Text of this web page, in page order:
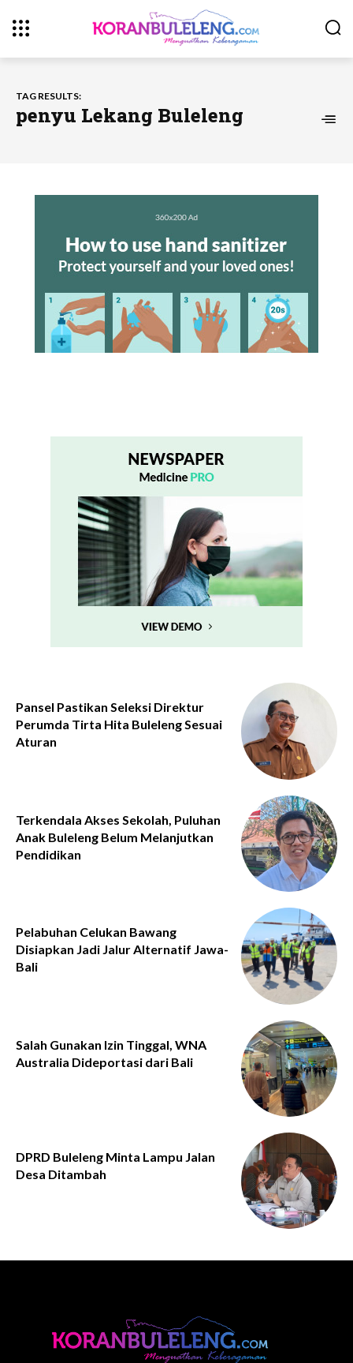
TAG RESULTS:
penyu Lekang Buleleng
Pansel Pastikan Seleksi Direktur
Perumda Tirta Hita Buleleng Sesuai
Aturan
Terkendala Akses Sekolah, Puluhan
Anak Buleleng Belum Melanjutkan
Pendidikan
Pelabuhan Celukan Bawang
Disiapkan Jadi Jalur Alternatif Jawa-
Bali
Salah Gunakan Izin Tinggal, WNA
Australia Dideportasi dari Bali
DPRD Buleleng Minta Lampu Jalan
Desa Ditambah